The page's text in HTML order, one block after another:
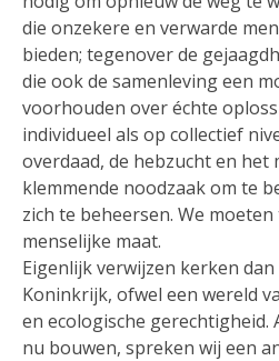
die onzekere en verwarde
bieden; tegenover de
die ook de samenleving een
voorhouden over échte
individueel als op collectief
overdaad, de hebzucht en het
klemmende noodzaak om te
zich te beheersen. We
menselijke maat.
Eigenlijk verwijzen kerken
Koninkrijk, ofwel een wereld
en ecologische gerechtigheid.
nu bouwen, spreken wij een